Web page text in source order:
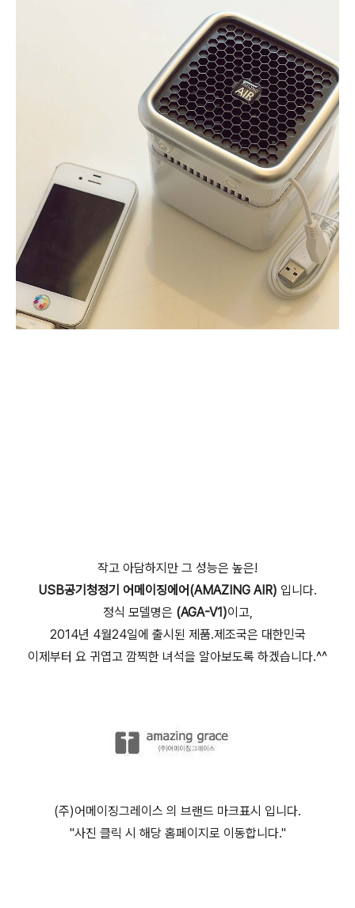
작고 아담하지만 그 성능은 높은!
USB공기청정기 어메이징에어(AMAZING AIR) 입니다.
정식 모델명은 (AGA-V1)이고,
2014년 4월24일에 출시된 제품.제조국은 대한민국
이제부터 요 귀엽고 깜찍한 녀석을 알아보도록 하겠습니다.^^
(주)어메이징그레이스 의 브랜드 마크표시 입니다.
"사진 클릭 시 해당 홈페이지로 이동합니다."